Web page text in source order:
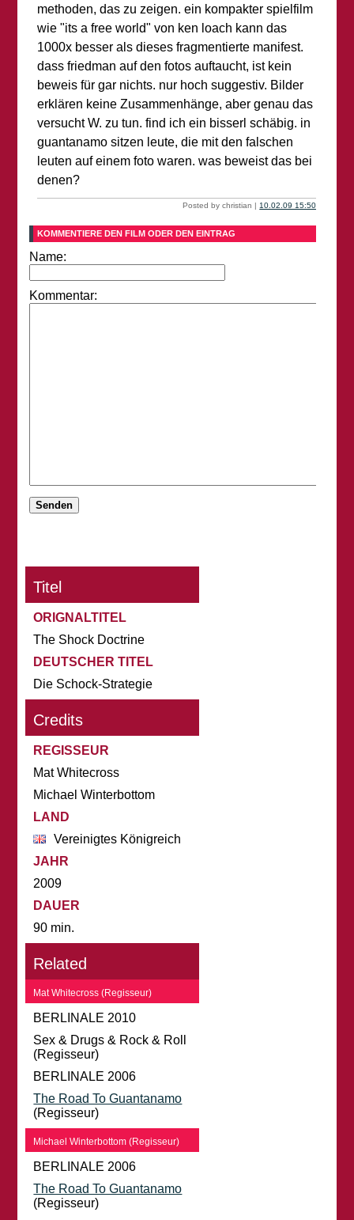
methoden, das zu zeigen. ein kompakter spielfilm
wie "its a free world" von ken loach kann das
1000x besser als dieses fragmentierte manifest.
dass friedman auf den fotos auftaucht, ist kein
beweis für gar nichts. nur hoch suggestiv. Bilder
erklären keine Zusammenhänge, aber genau das
versucht W. zu tun. find ich ein bisserl schäbig. in
guantanamo sitzen leute, die mit den falschen
leuten auf einem foto waren. was beweist das bei
denen?
Posted by christian | 10.02.09 15:50
KOMMENTIERE DEN FILM ODER DEN EINTRAG
Name:
Kommentar:
Titel
ORIGNALTITEL
The Shock Doctrine
DEUTSCHER TITEL
Die Schock-Strategie
Credits
REGISSEUR
Mat Whitecross
Michael Winterbottom
LAND
Vereinigtes Königreich
JAHR
2009
DAUER
90 min.
Related
Mat Whitecross (Regisseur)
BERLINALE 2010
Sex & Drugs & Rock & Roll
(Regisseur)
BERLINALE 2006
The Road To Guantanamo
(Regisseur)
Michael Winterbottom (Regisseur)
BERLINALE 2006
The Road To Guantanamo
(Regisseur)